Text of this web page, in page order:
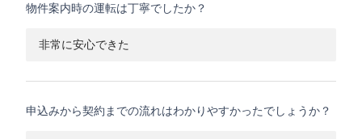
物件案内時の運転は丁寧でしたか？
非常に安心できた
申込みから契約までの流れはわかりやすかったでしょうか？